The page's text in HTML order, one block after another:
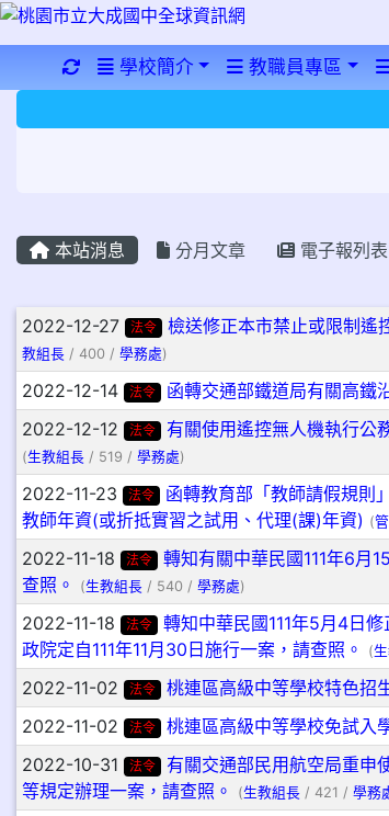
重新取得佈景設定
學校簡介 教職員專區
本站消息 分月文章 電子報列表
文章列表
2022-12-27 法令 檢送修正本市禁止或限制遙
教組長 / 400 / 學務處)
2022-12-14 法令 函轉交通部鐵道局有關高鐵
2022-12-12 法令 有關使用遙控無人機執行公
(生教組長 / 519 / 學務處)
2022-11-23 法令
函轉教育部「教師請假規則
教師年資(或折抵實習之試用、代理(課)年資) (
2022-11-18 法令
轉知有關中華民國111年6月
查照。
(生教組長 / 540 / 學務處)
2022-11-18 法令
轉知中華民國111年5月4日
政院定自111年11月30日施行一案，請查照。
(
2022-11-02 法令 桃連區高級中等學校特色招
2022-11-02 法令 桃連區高級中等學校免試入
2022-10-31 法令
有關交通部民用航空局重申
等規定辦理一案，請查照。
(生教組長 / 421 / 學務